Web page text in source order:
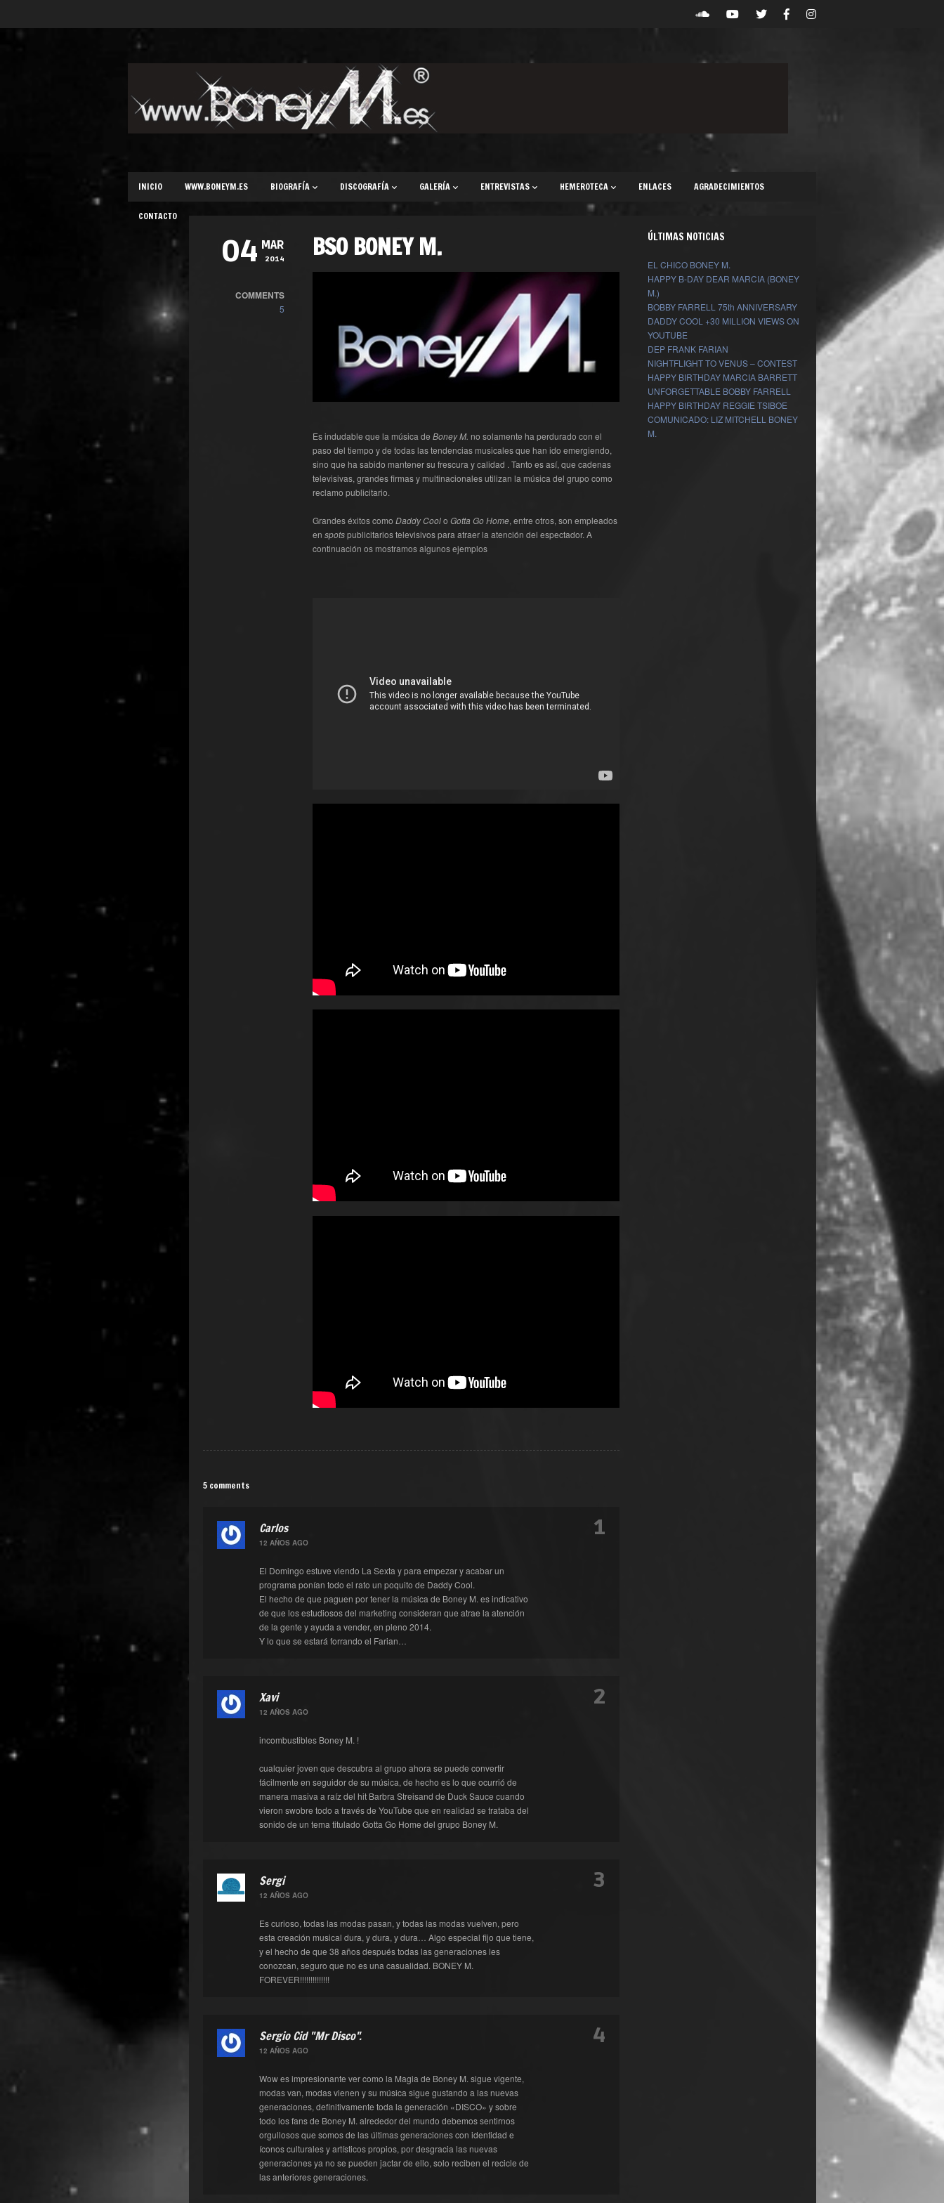
INICIO WWW.BONEYM.ES BIOGRAFÍA DISCOGRAFÍA GALERÍA ENTREVISTAS HEMEROTECA ENLACES AGRADECIMIENTOS
CONTACTO
04 MAR
2014
COMMENTS
5
BSO BONEY M.
Es indudable que la música de Boney M. no solamente ha perdurado con el
paso del tiempo y de todas las tendencias musicales que han ido emergiendo,
sino que ha sabido mantener su frescura y calidad . Tanto es así, que cadenas
televisivas, grandes firmas y multinacionales utilizan la música del grupo como
reclamo publicitario.
Grandes éxitos como Daddy Coolo Gotta Go Home, entre otros, son empleados
en spotspublicitarios televisivos para atraer la atención del espectador. A
continuación os mostramos algunos ejemplos
5 comments
Carlos
12 AÑOS AGO
El Domingo estuve viendo La Sexta y para empezar y acabar un
programa ponían todo el rato un poquito de Daddy Cool.
El hecho de que paguen por tener la música de Boney M. es indicativo
de que los estudiosos del marketing consideran que atrae la atención
de la gente y ayuda a vender, en pleno 2014.
Y lo que se estará forrando el Farian…
1
Xavi
12 AÑOS AGO
incombustibles Boney M. !
cualquier joven que descubra al grupo ahora se puede convertir
fácilmente en seguidor de su música, de hecho es lo que ocurrió de
manera masiva a raíz del hit Barbra Streisand de Duck Sauce cuando
vieron swobre todo a través de YouTube que en realidad se trataba del
sonido de un tema titulado Gotta Go Home del grupo Boney M.
2
Sergi
12 AÑOS AGO
Es curioso, todas las modas pasan, y todas las modas vuelven, pero
esta creación musical dura, y dura, y dura… Algo especial fijo que tiene,
y el hecho de que 38 años después todas las generaciones les
conozcan, seguro que no es una casualidad. BONEY M.
FOREVER!!!!!!!!!!!!!!
3
Sergio Cid "Mr Disco".
12 AÑOS AGO
Wow es impresionante ver como la Magia de Boney M. sigue vigente,
modas van, modas vienen y su música sigue gustando a las nuevas
generaciones, definitivamente toda la generación «DISCO» y sobre
todo los fans de Boney M. alrededor del mundo debemos sentirnos
orgullosos que somos de las últimas generaciones con identidad e
íconos culturales y artísticos propios, por desgracia las nuevas
generaciones ya no se pueden jactar de ello, solo reciben el recicle de
las anteriores generaciones.
4
ÚLTIMAS NOTICIAS
EL CHICO BONEY M.
HAPPY B-DAY DEAR MARCIA (BONEY
M.)
BOBBY FARRELL 75th ANNIVERSARY
DADDY COOL +30 MILLION VIEWS ON
YOUTUBE
DEP FRANK FARIAN
NIGHTFLIGHT TO VENUS – CONTEST
HAPPY BIRTHDAY MARCIA BARRETT
UNFORGETTABLE BOBBY FARRELL
HAPPY BIRTHDAY REGGIE TSIBOE
COMUNICADO: LIZ MITCHELL BONEY
M.